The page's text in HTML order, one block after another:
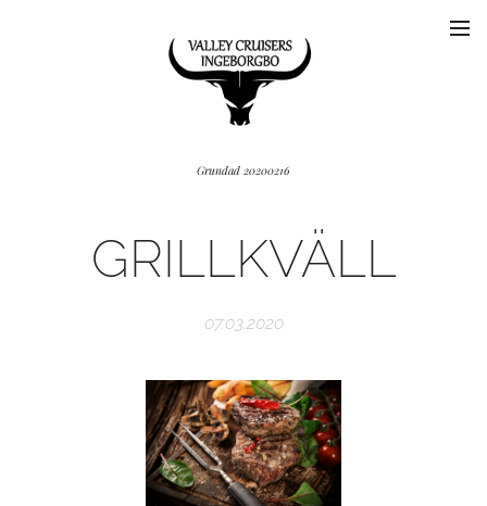
Grundad 20200216
GRILLKVÄLL
07.03.2020